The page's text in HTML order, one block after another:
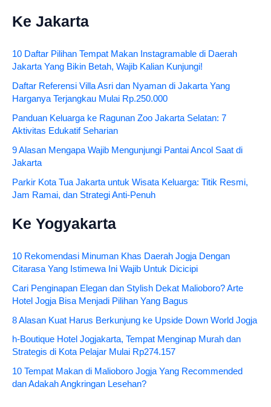
Ke Jakarta
10 Daftar Pilihan Tempat Makan Instagramable di Daerah
Jakarta Yang Bikin Betah, Wajib Kalian Kunjungi!
Daftar Referensi Villa Asri dan Nyaman di Jakarta Yang
Harganya Terjangkau Mulai Rp.250.000
Panduan Keluarga ke Ragunan Zoo Jakarta Selatan: 7
Aktivitas Edukatif Seharian
9 Alasan Mengapa Wajib Mengunjungi Pantai Ancol Saat di
Jakarta
Parkir Kota Tua Jakarta untuk Wisata Keluarga: Titik Resmi,
Jam Ramai, dan Strategi Anti-Penuh
Ke Yogyakarta
10 Rekomendasi Minuman Khas Daerah Jogja Dengan
Citarasa Yang Istimewa Ini Wajib Untuk Dicicipi
Cari Penginapan Elegan dan Stylish Dekat Malioboro? Arte
Hotel Jogja Bisa Menjadi Pilihan Yang Bagus
8 Alasan Kuat Harus Berkunjung ke Upside Down World Jogja
h-Boutique Hotel Jogjakarta, Tempat Menginap Murah dan
Strategis di Kota Pelajar Mulai Rp274.157
10 Tempat Makan di Malioboro Jogja Yang Recommended
dan Adakah Angkringan Lesehan?